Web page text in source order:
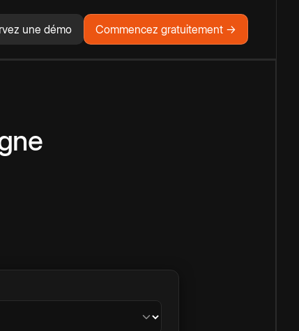
une démo Commencez gratuitement →